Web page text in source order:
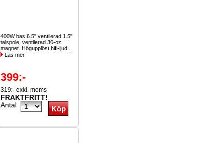
400W bas 6.5" ventilerad 1.5"
talspole, ventilerad 30-oz
magnet. Högupplöst hifi-ljud...
Läs mer
399:-
319:- exkl. moms
FRAKTFRITT!
Antal